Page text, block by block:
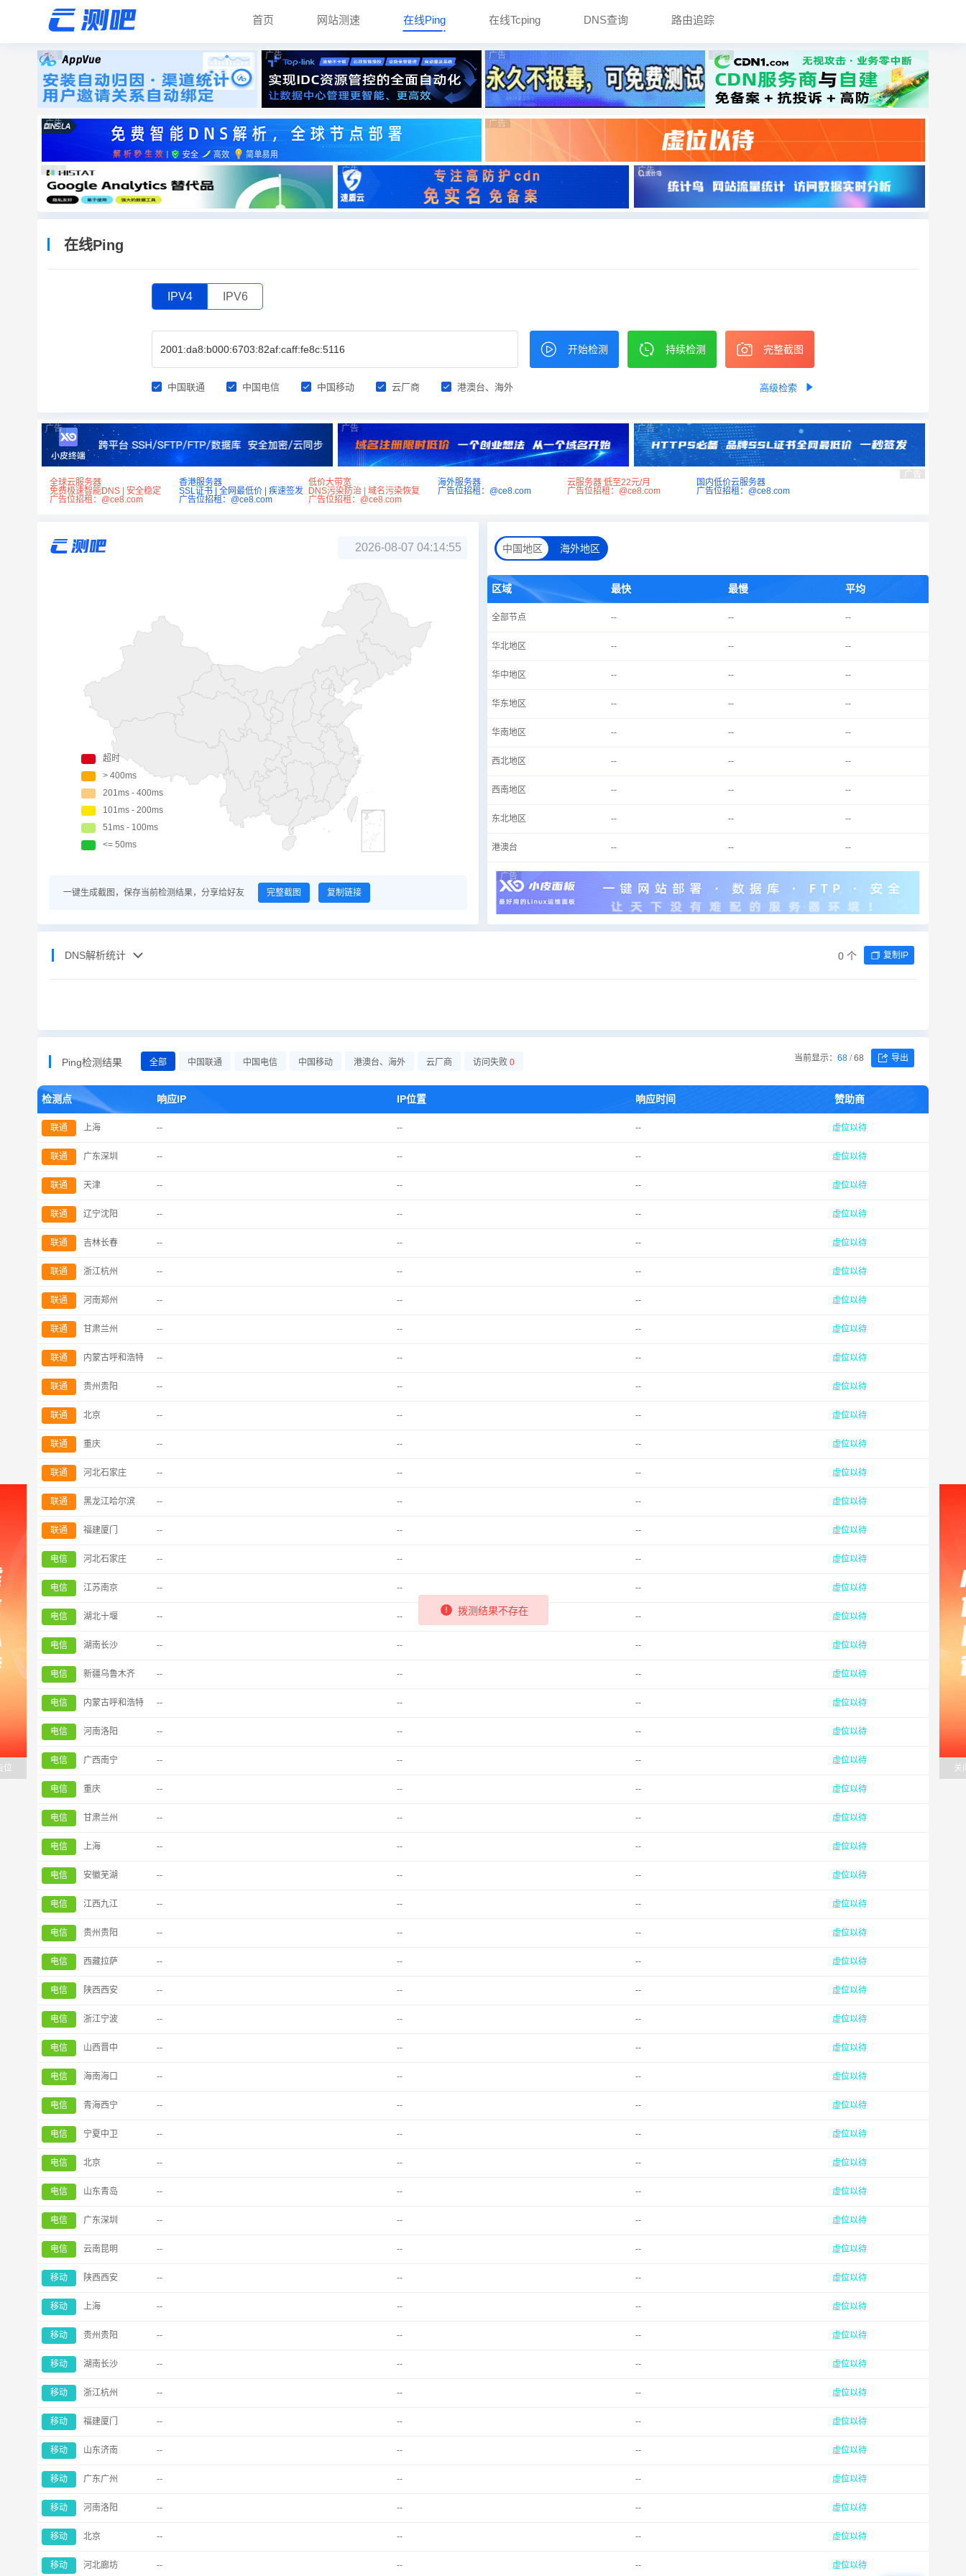
首页 网站测速 在线Ping 在线Tcping DNS查询 路由追踪
广告 广告 广告 广告
广告 广告
广告 广告 广告
在线Ping
IPV4 IPV6
开始检测 持续检测 完整截图
中国联通 中国电信 中国移动 云厂商 港澳台、海外 高级检索
广告 广告 广告
广告
全球云服务器 香港服务器 低价大带宽 海外服务器 云服务器 低至22元/月
国内低价云服务器
免费极速智能DNS | 安全稳定
SSL证书 | 全网最低价 | 疾速签发 DNS污染防治 | 域名污染恢复 广告位招租：@ce8.com 广告位招租：@ce8.com
广告位招租：@ce8.com
广告位招租：@ce8.com
广告位招租：@ce8.com 广告位招租：@ce8.com
2026-08-07 04:14:55
一键生成截图，保存当前检测结果，分享给好友 完整截图 复制链接
中国地区 海外地区
区域 最快 最慢 平均
全部节点 -- -- --
华北地区 -- -- --
华中地区 -- -- --
华东地区 -- -- --
华南地区 -- -- --
西北地区 -- -- --
西南地区 -- -- --
东北地区 -- -- --
港澳台 -- -- --
广告
DNS解析统计 0 个 复制IP
Ping检测结果 全部 中国联通 中国电信 中国移动 港澳台、海外 云厂商 访问失败 0 当前显示： 68 / 68 导出
检测点 响应IP IP位置 响应时间 赞助商
联通 上海 -- -- -- 虚位以待
联通 广东深圳 -- -- -- 虚位以待
联通 天津 -- -- -- 虚位以待
联通 辽宁沈阳 -- -- -- 虚位以待
联通 吉林长春 -- -- -- 虚位以待
联通 浙江杭州 -- -- -- 虚位以待
联通 河南郑州 -- -- -- 虚位以待
联通 甘肃兰州 -- -- -- 虚位以待
联通 内蒙古呼和浩特 -- -- -- 虚位以待
联通 贵州贵阳 -- -- -- 虚位以待
联通 北京 -- -- -- 虚位以待
联通 重庆 -- -- -- 虚位以待
联通 河北石家庄 -- -- -- 虚位以待
联通 黑龙江哈尔滨 -- -- -- 虚位以待
联通 福建厦门 -- -- -- 虚位以待
电信 河北石家庄 -- -- -- 虚位以待
电信 江苏南京 -- -- -- 虚位以待
电信 湖北十堰 -- -- -- 虚位以待
电信 湖南长沙 -- -- -- 虚位以待
电信 新疆乌鲁木齐 -- -- -- 虚位以待
电信 内蒙古呼和浩特 -- -- -- 虚位以待
电信 河南洛阳 -- -- -- 虚位以待
电信 广西南宁 -- -- -- 虚位以待
电信 重庆 -- -- -- 虚位以待
电信 甘肃兰州 -- -- -- 虚位以待
电信 上海 -- -- -- 虚位以待
电信 安徽芜湖 -- -- -- 虚位以待
电信 江西九江 -- -- -- 虚位以待
电信 贵州贵阳 -- -- -- 虚位以待
电信 西藏拉萨 -- -- -- 虚位以待
电信 陕西西安 -- -- -- 虚位以待
电信 浙江宁波 -- -- -- 虚位以待
电信 山西晋中 -- -- -- 虚位以待
电信 海南海口 -- -- -- 虚位以待
电信 青海西宁 -- -- -- 虚位以待
电信 宁夏中卫 -- -- -- 虚位以待
电信 北京 -- -- -- 虚位以待
电信 山东青岛 -- -- -- 虚位以待
电信 广东深圳 -- -- -- 虚位以待
电信 云南昆明 -- -- -- 虚位以待
移动 陕西西安 -- -- -- 虚位以待
移动 上海 -- -- -- 虚位以待
移动 贵州贵阳 -- -- -- 虚位以待
移动 湖南长沙 -- -- -- 虚位以待
移动 浙江杭州 -- -- -- 虚位以待
移动 福建厦门 -- -- -- 虚位以待
移动 山东济南 -- -- -- 虚位以待
移动 广东广州 -- -- -- 虚位以待
移动 河南洛阳 -- -- -- 虚位以待
移动 北京 -- -- -- 虚位以待
移动 河北廊坊 -- -- -- 虚位以待
位 关